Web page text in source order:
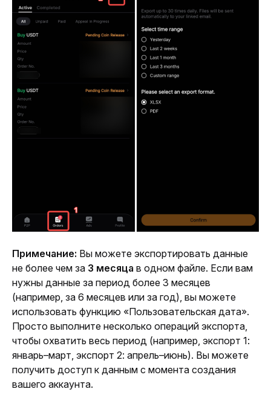
Примечание: Вы можете экспортировать данные
не более чем за 3 месяца в одном файле. Если вам
нужны данные за период более 3 месяцев
(например, за 6 месяцев или за год), вы можете
использовать функцию «Пользовательская дата».
Просто выполните несколько операций экспорта,
чтобы охватить весь период (например, экспорт 1:
январь–март, экспорт 2: апрель–июнь). Вы можете
получить доступ к данным с момента создания
вашего аккаунта.